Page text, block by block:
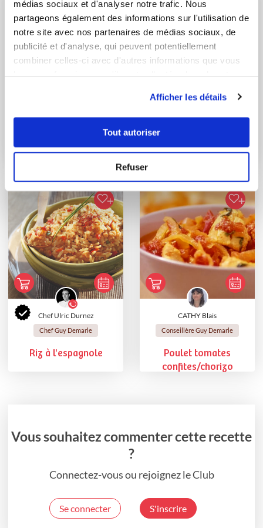
médias sociaux et d'analyser notre trafic. Nous
partageons également des informations sur l'utilisation de
notre site avec nos partenaires de médias sociaux, de
publicité et d'analyse, qui peuvent potentiellement
combiner celles-ci avec d'autres informations que vous
Afficher les détails
Tout autoriser
Refuser
Pizza Hawaïenne
Chef Ulric Durnez
Chef Guy Demarle
Riz à l'espagnole
CATHY Blais
Conseillère Guy Demarle
Poulet tomates
confites/chorizo
Vous souhaitez commenter cette recette
?
Connectez-vous ou rejoignez le Club
Se connecter S'inscrire